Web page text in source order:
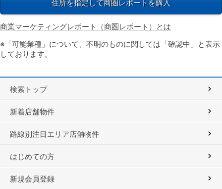
住所を指定して商圏レポートを購入
商業マーケティングレポート（商圏レポート）とは
※「可能業種」について、不明のものに関しては「確認中」と表示
しております。
検索トップ
新着店舗物件
路線別注目エリア店舗物件
はじめての方
新規会員登録